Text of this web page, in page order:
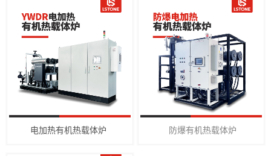
电加热有机热载体炉 防爆有机热载体炉